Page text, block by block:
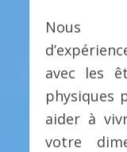
Nous
avec les
physiques
aider à
votre